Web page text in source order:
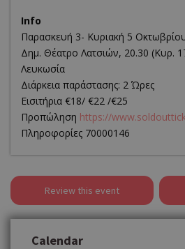
Info
Παρασκευή 3- Κυριακή 5
Δημ. Θέατρο Λατσιών, 20.30 (Κυρ.
Λευκωσία
Διάρκεια παράστασης: 2 Ώρες
Εισιτήρια €18/ €22 /€25
Προπώληση https://
Πληροφορίες 70000146
Review this event
Calendar